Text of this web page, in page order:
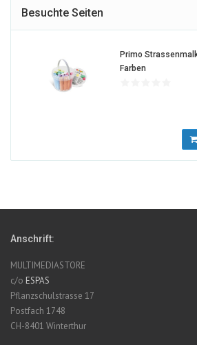
Besuchte Seiten
Primo
Farben
Anschrift:
MULTIMEDIASTORE
c/o ESPAS
Pflanzschulstrasse 17
Postfach 1748
CH-8401 Winterthur